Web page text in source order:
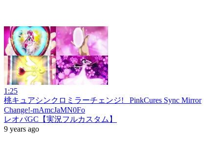
1:25
桃キュアシンクロミラーチェンジ!_ PinkCures Sync Mirror
Change!-mAmcJaMN0Fo
レオパGC【実況フルカスタム】
9 years ago